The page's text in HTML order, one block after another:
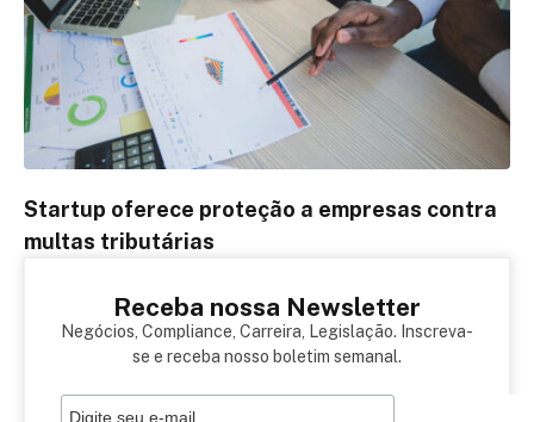
Startup oferece proteção a empresas contra
multas tributárias
Receba nossa Newsletter
Negócios, Compliance, Carreira, Legislação. Inscreva-
se e receba nosso boletim semanal.